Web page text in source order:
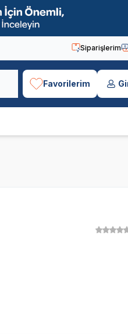
Siparişlerim
Favorilerim